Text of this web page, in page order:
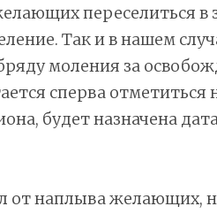
переселиться в
Так и в нашем
моления за
сперва отметиться
будет назначена
от наплыва желающих,